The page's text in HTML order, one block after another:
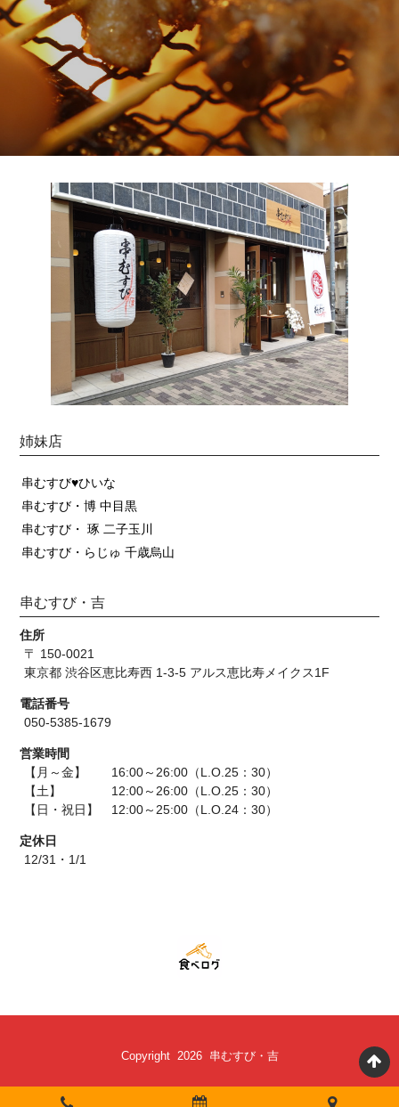
姉妹店
串むすび♥ひいな
串むすび・博 中目黒
串むすび・ 琢 二子玉川
串むすび・らじゅ 千歳烏山
串むすび・吉
住所
〒 150-0021
東京都 渋谷区恵比寿西 1-3-5 アルス恵比寿メイクス1F
電話番号
050-5385-1679
営業時間
【月～金】 16:00～26:00（L.O.25：30）
【土】 12:00～26:00（L.O.25：30）
【日・祝日】 12:00～25:00（L.O.24：30）
定休日
12/31・1/1
Copyright 2026 串むすび・吉